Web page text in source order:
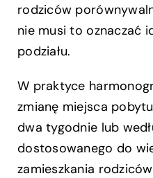
rodziców
nie musi to oznaczać
podziału.
W praktyce
zmianę miejsca
dwa tygodnie lub
dostosowanego do
zamieszkania